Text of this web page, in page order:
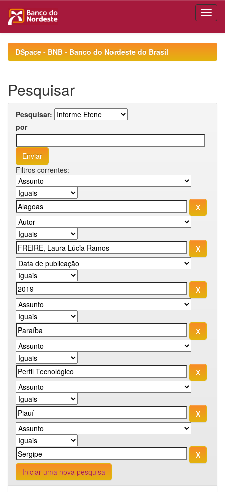
navigationDSpace - BNB - Banco do Nordeste do Brasil
Pesquisar
Pesquisar:
por
Filtros correntes:
Iniciar uma nova pesquisa